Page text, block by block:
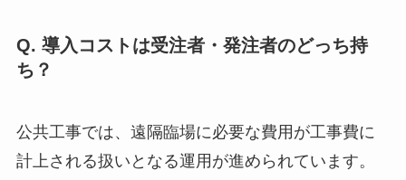
Q. 導入コストは受注者・発注者のどっち持
ち？
公共工事では、遠隔臨場に必要な費用が工事費に
計上される扱いとなる運用が進められています。